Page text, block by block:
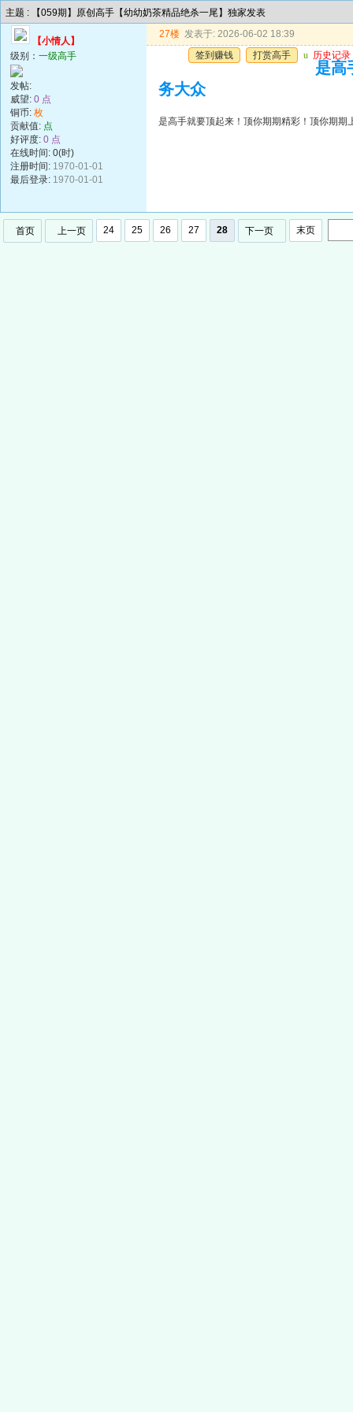
主题 : 【059期】原创高手【幼幼奶茶精品绝杀一尾】独家发表
【小情人】
级别： 一级高手
发帖:
威望: 0 点
铜币: 枚
贡献值: 点
好评度: 0 点
在线时间: 0(时)
注册时间: 1970-01-01
最后登录: 1970-01-01
27楼 发表于: 2026-06-02 18:39
签到赚钱
打赏高手 u 历史记录
是高
务大众
是高手就要顶起来！顶你期期精彩！顶你期期
首页 上一页 24 25 26 27 28 下一页 末页